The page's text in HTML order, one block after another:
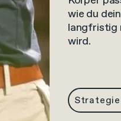
wie du
langfristig
wird.